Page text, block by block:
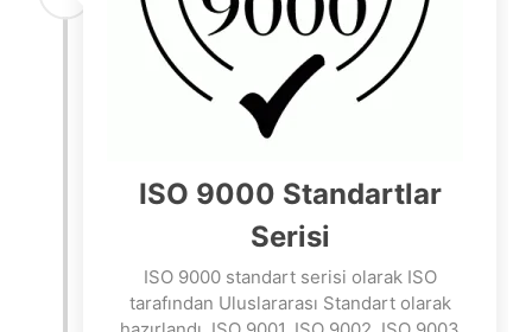
ISO 9000 Standartlar
Serisi
ISO 9000 standart serisi olarak ISO
tarafından Uluslararası Standart olarak